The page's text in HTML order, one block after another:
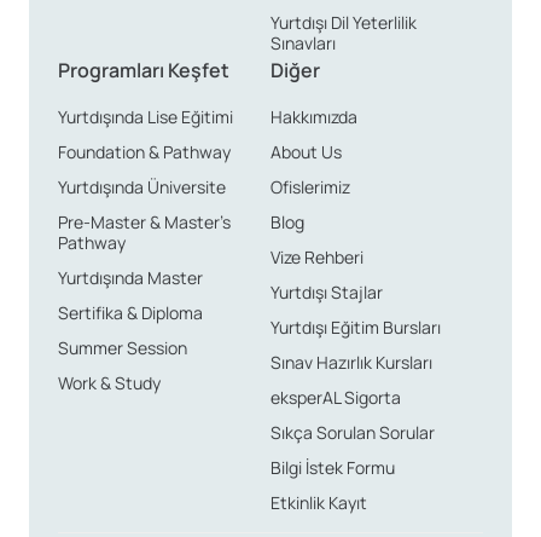
Yurtdışı Dil Yeterlilik
Sınavları
Programları Keşfet
Yurtdışında Lise Eğitimi
Foundation & Pathway
Yurtdışında Üniversite
Pre-Master & Master’s
Pathway
Yurtdışında Master
Sertifika & Diploma
Summer Session
Work & Study
Diğer
Hakkımızda
About Us
Ofislerimiz
Blog
Vize Rehberi
Yurtdışı Stajlar
Yurtdışı Eğitim Bursları
Sınav Hazırlık Kursları
eksperAL Sigorta
Sıkça Sorulan Sorular
Bilgi İstek Formu
Etkinlik Kayıt